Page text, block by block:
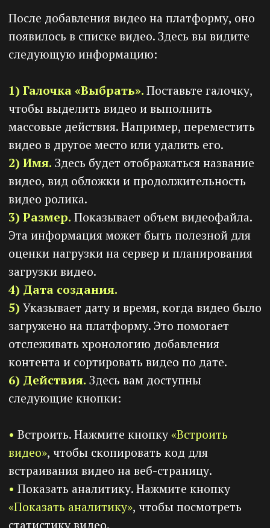
школу.
Статус. Вы видите статус загрузки:
загрузка, конвертация или завершено.
Также вы можете видеть процент
Продолжительность видео. Здесь вы
видите итоговую продолжительность
вашего видео ролика.
Дата создания. Точное время и дата
Действия. Здесь вам доступны кнопки:
«Выбрать версию видео текущей». И
кнопка«Удалить версию видео».
Поставьте галочку напротив актуальной
версии видео и она будет обновлена во
всех ранее загруженных курсах и сайтах.
Вернитесь на страницу . В верхнем
правом углу вам доступна общая аналитика
всех ваших видео. Представлены данные за
общий объем данных.
2) Количество просмотров.
количество просмотров всех ваших видео.
3) Уник. просмотры.Уник. просмотры
видео отличаются от простых просмотров
видео тем, что они учитывают только
уникальных пользователей, которые
просмотрели видео. Таким образом, уник.
Общаяаналитика